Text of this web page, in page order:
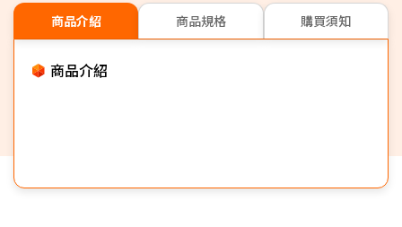
商品介紹 商品規格 購買須知
商品介紹